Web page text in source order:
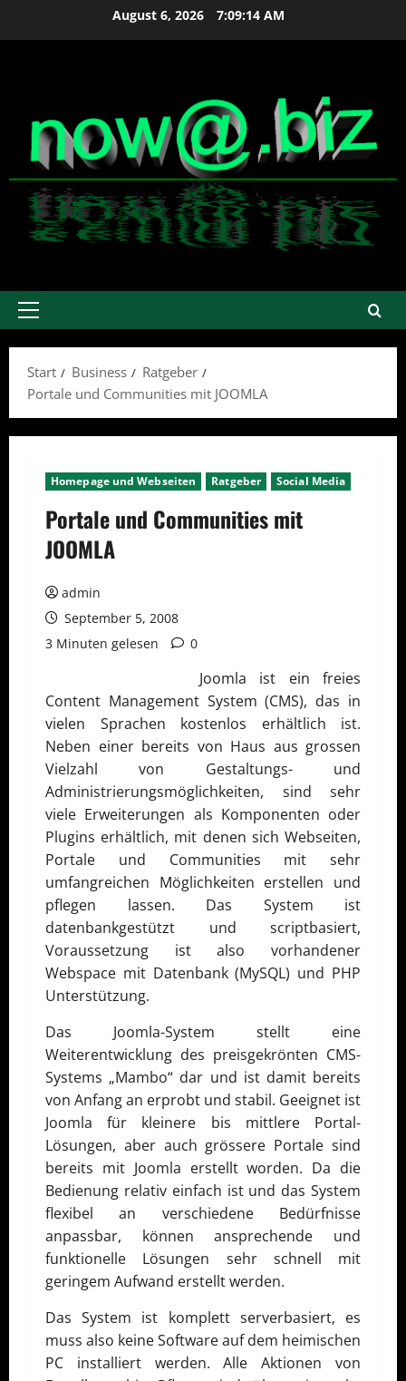
August 6, 2026 7:09:14 AM
Primäres
Start
Business
Ratgeber
Portale und Communities mit JOOMLA
Homepage und Webseiten Ratgeber Social Media
Portale und Communities mit
JOOMLA
admin
September 5, 2008
3 Minuten gelesen
0
Joomla ist ein freies
Content Management System (CMS), das in
vielen Sprachen kostenlos erhältlich ist.
Neben einer bereits von Haus aus grossen
Vielzahl von Gestaltungs- und
Administrierungsmöglichkeiten, sind sehr
viele Erweiterungen als Komponenten oder
Plugins erhältlich, mit denen sich Webseiten,
Portale und Communities mit sehr
umfangreichen Möglichkeiten erstellen und
pflegen lassen. Das System ist
datenbankgestützt und scriptbasiert,
Voraussetzung ist also vorhandener
Webspace mit Datenbank (MySQL) und PHP
Unterstützung.
Das Joomla-System stellt eine
Weiterentwicklung des preisgekrönten CMS-
Systems „Mambo“ dar und ist damit bereits
von Anfang an erprobt und stabil. Geeignet ist
Joomla für kleinere bis mittlere Portal-
Lösungen, aber auch grössere Portale sind
bereits mit Joomla erstellt worden. Da die
Bedienung relativ einfach ist und das System
flexibel an verschiedene Bedürfnisse
anpassbar, können ansprechende und
funktionelle Lösungen sehr schnell mit
geringem Aufwand erstellt werden.
Das System ist komplett serverbasiert, es
muss also keine Software auf dem heimischen
PC installiert werden. Alle Aktionen von